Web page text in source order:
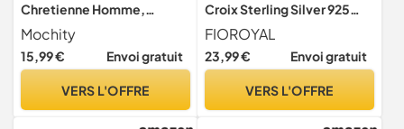
Chretienne Homme,
Pendentif Croix, Collier
Croix Homme Pendentif
Collier Argent Chaine Acier
Mochity
15,99 € Envoi gratuit
VERS L'OFFRE
Croix Sterling Silver 925
Chaîne Cubaine Acier
Inoxydable Pendentif Croix
Coupe Diamant 16-30
FIOROYAL
23,99 € Envoi gratuit
VERS L'OFFRE